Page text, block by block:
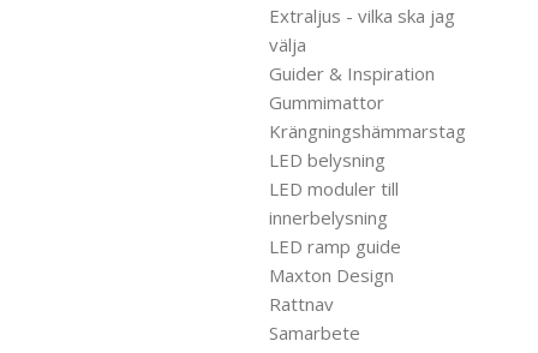
Extraljus - vilka ska jag
välja
Guider & Inspiration
Gummimattor
Krängningshämmarstag
LED belysning
LED moduler till
innerbelysning
LED ramp guide
Maxton Design
Rattnav
Samarbete